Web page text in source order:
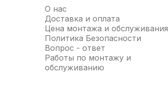
О нас
Доставка и оплата
Цена монтажа и обслуживания
Политика Безопасности
Вопрос - ответ
Работы по монтажу и
обслуживанию